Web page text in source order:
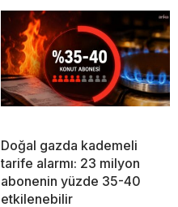
Doğal gazda kademeli
tarife alarmı: 23 milyon
abonenin yüzde 35-40
etkilenebilir